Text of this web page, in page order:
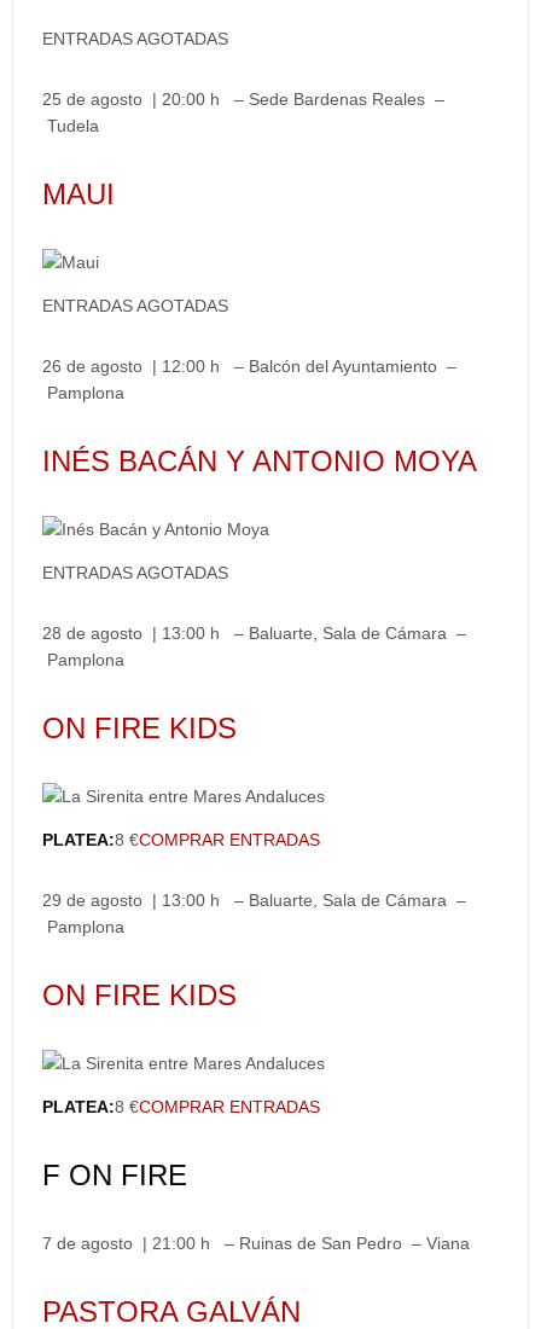
ENTRADAS AGOTADAS
25 de agosto | 20:00 h – Sede Bardenas Reales –
Tudela
MAUI
ENTRADAS AGOTADAS
26 de agosto | 12:00 h – Balcón del Ayuntamiento –
Pamplona
INÉS BACÁN Y ANTONIO MOYA
ENTRADAS AGOTADAS
28 de agosto | 13:00 h – Baluarte, Sala de Cámara –
Pamplona
ON FIRE KIDS
PLATEA:8 €COMPRAR ENTRADAS
29 de agosto | 13:00 h – Baluarte, Sala de Cámara –
Pamplona
ON FIRE KIDS
PLATEA:8 €COMPRAR ENTRADAS
F ON FIRE
7 de agosto | 21:00 h – Ruinas de San Pedro – Viana
PASTORA GALVÁN